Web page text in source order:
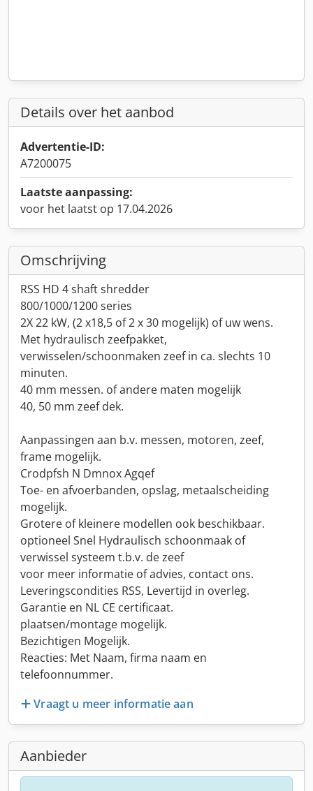
Details over het aanbod
Advertentie-ID:
A7200075
Laatste aanpassing:
voor het laatst op 17.04.2026
Omschrijving
RSS HD 4 shaft shredder
800/1000/1200 series
2X 22 kW, (2 x18,5 of 2 x 30 mogelijk) of uw wens.
Met hydraulisch zeefpakket,
verwisselen/schoonmaken zeef in ca. slechts 10
minuten.
40 mm messen. of andere maten mogelijk
40, 50 mm zeef dek.
Aanpassingen aan b.v. messen, motoren, zeef,
frame mogelijk.
Crodpfsh N Dmnox Agqef
Toe- en afvoerbanden, opslag, metaalscheiding
mogelijk.
Grotere of kleinere modellen ook beschikbaar.
optioneel Snel Hydraulisch schoonmaak of
verwissel systeem t.b.v. de zeef
voor meer informatie of advies, contact ons.
Leveringscondities RSS, Levertijd in overleg.
Garantie en NL CE certificaat.
plaatsen/montage mogelijk.
Bezichtigen Mogelijk.
Reacties: Met Naam, firma naam en
telefoonnummer.
Vraagt u meer informatie aan
Aanbieder